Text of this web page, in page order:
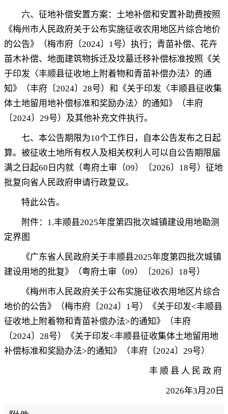
六、征地补偿安置方案： 土地补偿和安置补助费按照
《梅州市人民政府关于公布实施征收农用地区片综合地价
的公告》（梅市府〔2024〕 1号）执行； 青苗补偿、花卉
苗木补偿、地面建筑物拆迁及坟墓迁移补偿标准按照《关
于印发〈丰顺县征收地上附着物和青苗补偿办法〉的通
知》（丰府〔2024〕 28号）和《关于印发〈丰顺县征收集
体土地留用地补偿标准和奖励办法〉的通知》（丰府
〔2024〕 29号）及其他补充文件执行。
七、 本公告期限为10个工作日 ，
自本公告发布之日起
算。被征收土地所有权人及相关权利人可以自公告期限届
满之日起60 日内就（粤府土审（09） 〔2026〕 18号）征地
批复向省人民政府申请行政复议。
特此公告。
附件： 1.丰顺县2025年度第四批次城镇建设用地勘测
定界图
《广东省人民政府关于丰顺县2025年度第四批次城镇
建设用地的批复》
（粤府土审（09） 〔2026〕 18号）
《梅州市人民政府关于公布实施征收农用地区片综合
地价的公告》（梅市府〔2024〕 1号）《关于印发<丰顺县
征收地上附着物和青苗补偿办法>的通知》（丰府
〔2024〕 28号）《关于印发<丰顺县征收集体土地留用地
补偿标准和奖励办法>的通知》（丰府〔2024〕 29号）
丰 顺 县 人 民 政 府
2026年3月 20 日